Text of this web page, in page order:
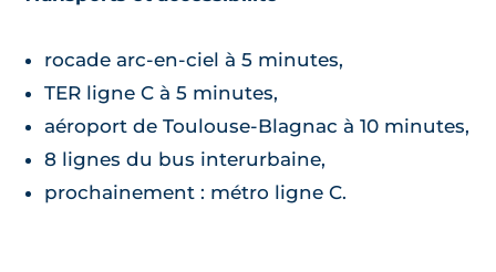
rocade arc-en-ciel à 5 minutes,
TER ligne C à 5 minutes,
aéroport de Toulouse-Blagnac à 10 minutes,
8 lignes du bus interurbaine,
prochainement : métro ligne C.